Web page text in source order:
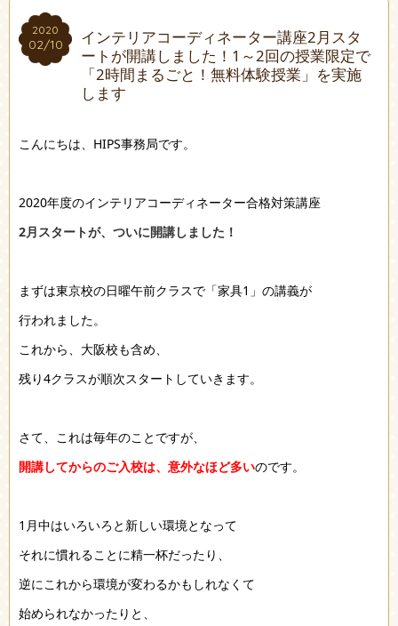
2020
02/10
2020
02/10
インテリアコーディネーター講座2月スタ
ートが開講しました！1～2回の授業限定で
「2時間まるごと！無料体験授業」を実施
します
こんにちは、HIPS事務局です。
2020年度のインテリアコーディネーター合格対策講座
2月スタートが、ついに開講しました！
まずは東京校の日曜午前クラスで「家具1」の講義が
行われました。
これから、大阪校も含め、
残り4クラスが順次スタートしていきます。
さて、これは毎年のことですが、
開講してからのご入校は、意外なほど多いのです。
1月中はいろいろと新しい環境となって
それに慣れることに精一杯だったり、
逆にこれから環境が変わるかもしれなくて
始められなかったりと、